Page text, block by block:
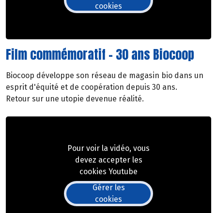
cookies
Film commémoratif - 30 ans Biocoop
Biocoop développe son réseau de magasin bio dans un
esprit d'équité et de coopération depuis 30 ans.
Retour sur une utopie devenue réalité.
Pour voir la vidéo, vous
devez accepter les
cookies Youtube
Gérer les
cookies